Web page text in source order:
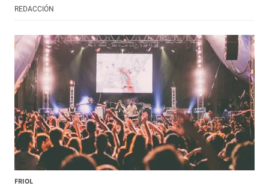
REDACCIÓN
FRIOL